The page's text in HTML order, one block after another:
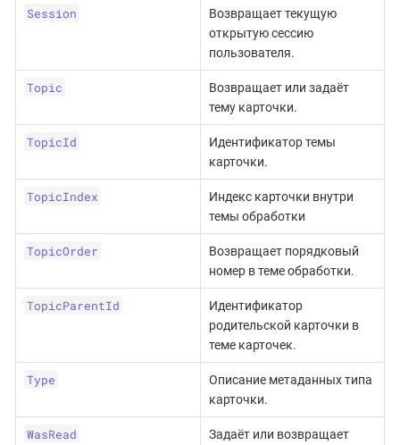
Session
Возвращает текущую
открытую сессию
пользователя.
Topic
Возвращает или задаёт
тему карточки.
TopicId
Идентификатор темы
карточки.
TopicIndex
Индекс карточки внутри
темы обработки
TopicOrder
Возвращает порядковый
номер в теме обработки.
TopicParentId
Идентификатор
родительской карточки в
теме карточек.
Type
Описание метаданных типа
карточки.
WasRead
Задаёт или возвращает